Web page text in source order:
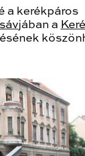
a kerékpáros
jában a